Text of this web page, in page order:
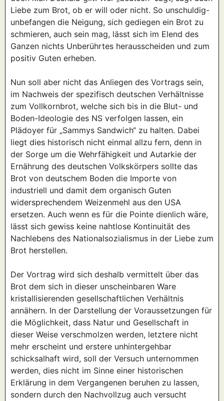
Liebe zum Brot, ob er will oder nicht. So unschuldig-
unbefangen die Neigung, sich gediegen ein Brot zu
schmieren, auch sein mag, lässt sich im Elend des
Ganzen nichts Unberührtes herausscheiden und zum
positiv Guten erheben.
Nun soll aber nicht das Anliegen des Vortrags sein,
im Nachweis der spezifisch deutschen Verhältnisse
zum Vollkornbrot, welche sich bis in die Blut- und
Boden-Ideologie des NS verfolgen lassen, ein
Plädoyer für „Sammys Sandwich“ zu halten. Dabei
liegt dies historisch nicht einmal allzu fern, denn in
der Sorge um die Wehrfähigkeit und Autarkie der
Ernährung des deutschen Volkskörpers sollte das
Brot von deutschem Boden die Importe von
industriell und damit dem organisch Guten
widersprechendem Weizenmehl aus den USA
ersetzen. Auch wenn es für die Pointe dienlich wäre,
lässt sich gewiss keine nahtlose Kontinuität des
Nachlebens des Nationalsozialismus in der Liebe zum
Brot herstellen.
Der Vortrag wird sich deshalb vermittelt über das
Brot dem sich in dieser unscheinbaren Ware
kristallisierenden gesellschaftlichen Verhältnis
annähern. In der Darstellung der Voraussetzungen für
die Möglichkeit, dass Natur und Gesellschaft in
dieser Weise verschmolzen werden, letztere nicht
mehr erscheint und erstere unhintergehbar
schicksalhaft wird, soll der Versuch unternommen
werden, dies nicht im Sinne einer historischen
Erklärung in dem Vergangenen beruhen zu lassen,
sondern durch den Nachvollzug auch versucht